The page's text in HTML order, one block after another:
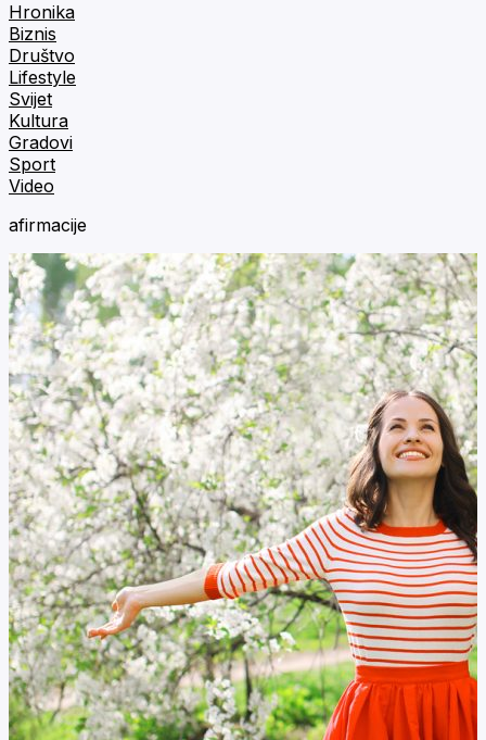
Hronika
Biznis
Društvo
Lifestyle
Svijet
Kultura
Gradovi
Sport
Video
afirmacije